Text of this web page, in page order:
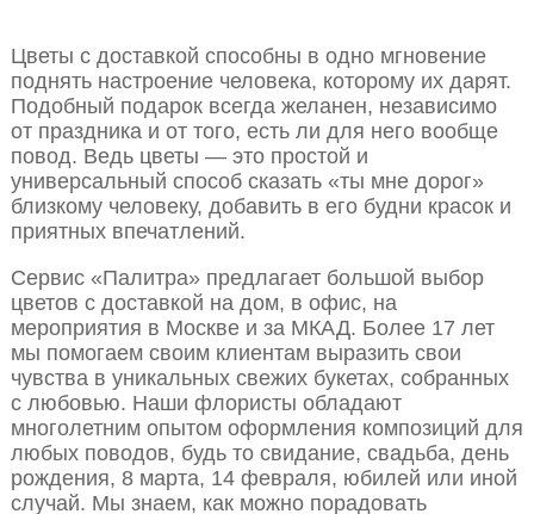
Цветы с доставкой способны в одно мгновение
поднять настроение человека, которому их дарят.
Подобный подарок всегда желанен, независимо
от праздника и от того, есть ли для него вообще
повод. Ведь цветы — это простой и
универсальный способ сказать «ты мне дорог»
близкому человеку, добавить в его будни красок и
приятных впечатлений.
Сервис «Палитра» предлагает большой выбор
цветов с доставкой на дом, в офис, на
мероприятия в Москве и за МКАД. Более 17 лет
мы помогаем своим клиентам выразить свои
чувства в уникальных свежих букетах, собранных
с любовью. Наши флористы обладают
многолетним опытом оформления композиций для
любых поводов, будь то свидание, свадьба, день
рождения, 8 марта, 14 февраля, юбилей или иной
случай. Мы знаем, как можно порадовать